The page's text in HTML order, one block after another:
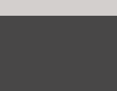
ルタチオン） ￥5,500